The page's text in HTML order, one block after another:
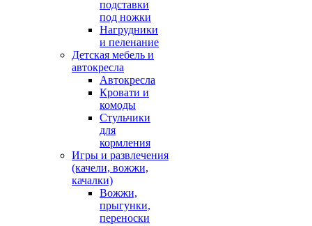
подставки
под ножки
Нагрудники
и пеленание
Детская мебель и
автокресла
Автокресла
Кровати и
комоды
Стульчики
для
кормления
Игры и развлечения
(качели, вожжи,
качалки)
Вожжи,
прыгунки,
переноски